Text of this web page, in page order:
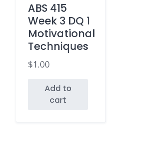
ABS 415
Week 3 DQ 1
Motivational
Techniques
$1.00
Add to
cart